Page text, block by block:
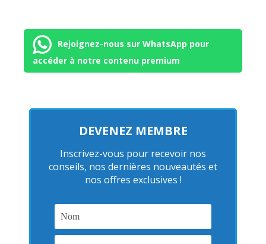
Rejoignez-nous sur WhatsApp pour
accéder à notre contenu premium
DEVENEZ MEMBRE
Inscrivez-vous pour recevoir nos
conseils, nos dernières nouveautés et
nos offres exclusives !